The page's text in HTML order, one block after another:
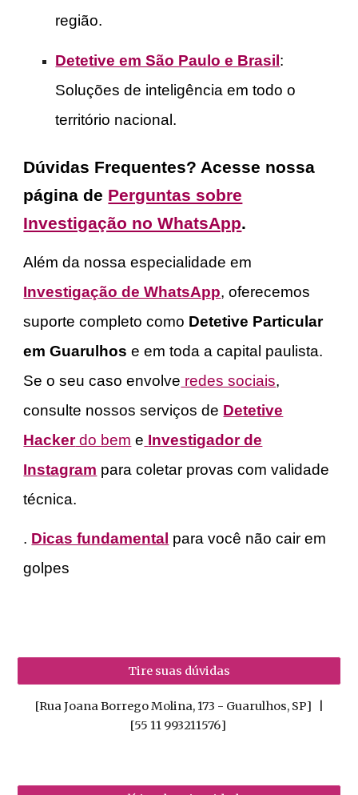
região.
Detetive em São Paulo e Brasil :
Soluções de inteligência em todo o
território nacional.
Dúvidas Frequentes? Acesse nossa
página de Perguntas sobre
Investigação no WhatsApp.
Além da nossa especialidade em
Investigação de WhatsApp, oferecemos
suporte completo como Detetive Particular
em Guarulhos e em toda a capital paulista.
Se o seu caso envolve redes sociais,
consulte nossos serviços de Detetive
Hackerdo bem e Investigador de
Instagram para coletar provas com validade
técnica.
. Dicas fundamental para você não cair em
golpes
Tire suas dúvidas
[Rua Joana Borrego Molina, 173 - Guarulhos, SP] |
[55 11 993211576]